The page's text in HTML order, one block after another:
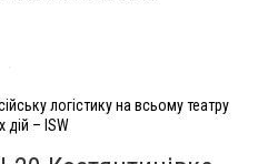
логістику на всьому театру
дій – ISW